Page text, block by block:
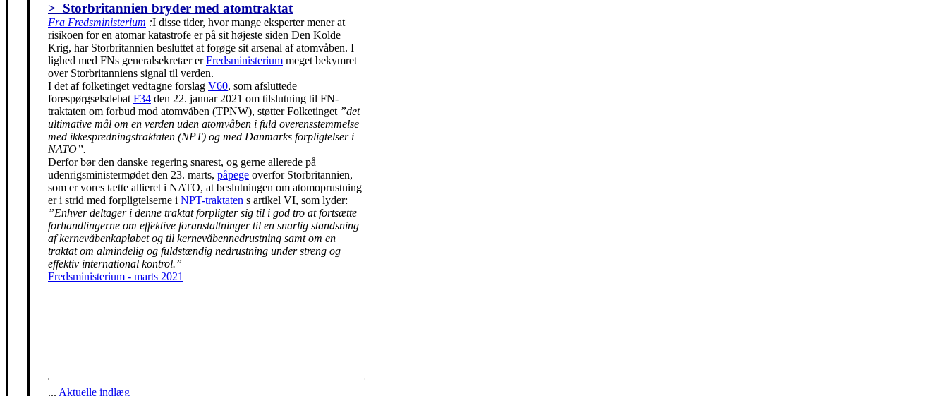
> Storbritannien bryder med atomtraktat
Fra Fredsministerium :I disse tider, hvor mange eksperter mener at
risikoen for en atomar katastrofe er på sit højeste siden Den Kolde
Krig, har Storbritannien besluttet at forøge sit arsenal af atomvåben. I
lighed med FNs generalsekretær erFredsministerium meget bekymret
over Storbritanniens signal til verden.
I det af folketinget vedtagne forslag V60, som afsluttede
forespørgselsdebat F34 den 22. januar 2021 om tilslutning til FN-
traktaten om forbud mod atomvåben (TPNW), støtter Folketinget ”det
ultimative mål om en verden uden atomvåben i fuld overensstemmelse
med ikkespredningstraktaten (NPT) og med Danmarks forpligtelser i
NATO”.
Derfor bør den danske regering snarest, og gerne allerede på
udenrigsministermødet den 23. marts, påpege overfor Storbritannien,
som er vores tætte allieret i NATO, at beslutningen om atomoprustning
er i strid med forpligtelserne i NPT-traktaten s artikel VI, som lyder:
”Enhver deltager i denne traktat forpligter sig til i god tro at fortsætte
forhandlingerne om effektive foranstaltninger til en snarlig standsning
af kernevåbenkapløbet og til kernevåbennedrustning samt om en
traktat om almindelig og fuldstændig nedrustning under streng og
effektiv international kontrol.”
Fredsministerium - marts 2021
... Aktuelle indlæg